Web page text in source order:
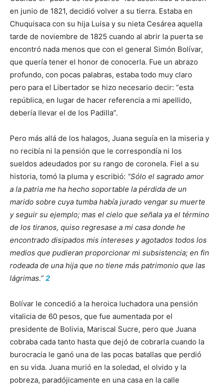
en junio de 1821, decidió volver a su tierra. Estaba en
Chuquisaca con su hija Luisa y su nieta Cesárea aquella
tarde de noviembre de 1825 cuando al abrir la puerta se
encontró nada menos que con el general Simón Bolívar,
que quería tener el honor de conocerla. Fue un abrazo
profundo, con pocas palabras, estaba todo muy claro
pero para el Libertador se hizo necesario decir: “esta
república, en lugar de hacer referencia a mi apellido,
debería llevar el de los Padilla”.
Pero más allá de los halagos, Juana seguía en la miseria y
no recibía ni la pensión que le correspondía ni los
sueldos adeudados por su rango de coronela. Fiel a su
historia, tomó la pluma y escribió: “Sólo el sagrado amor
a la patria me ha hecho soportable la pérdida de un
marido sobre cuya tumba había jurado vengar su muerte
y seguir su ejemplo; mas el cielo que señala ya el término
de los tiranos, quiso regresase a mi casa donde he
encontrado disipados mis intereses y agotados todos los
medios que pudieran proporcionar mi subsistencia; en fin
rodeada de una hija que no tiene más patrimonio que las
lágrimas.” 2
Bolívar le concedió a la heroica luchadora una pensión
vitalicia de 60 pesos, que fue aumentada por el
presidente de Bolivia, Mariscal Sucre, pero que Juana
cobraba cada tanto hasta que dejó de cobrarla cuando la
burocracia le ganó una de las pocas batallas que perdió
en su vida. Juana murió en la soledad, el olvido y la
pobreza, paradójicamente en una casa en la calle